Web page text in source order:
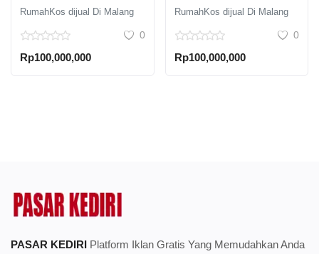
Dijual di Malang dengan
RumahKos dijual Di Malang
0
Rp100,000,000
Malang 3 M Graha Agung
RumahKos dijual Di Malang
0
Rp100,000,000
PASAR KEDIRI Platform Iklan Gratis Yang Memudahkan Anda